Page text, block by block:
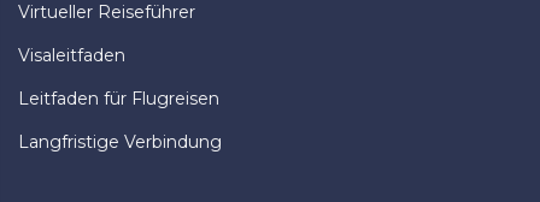
Virtueller Reiseführer
Visaleitfaden
Leitfaden für Flugreisen
Langfristige Verbindung